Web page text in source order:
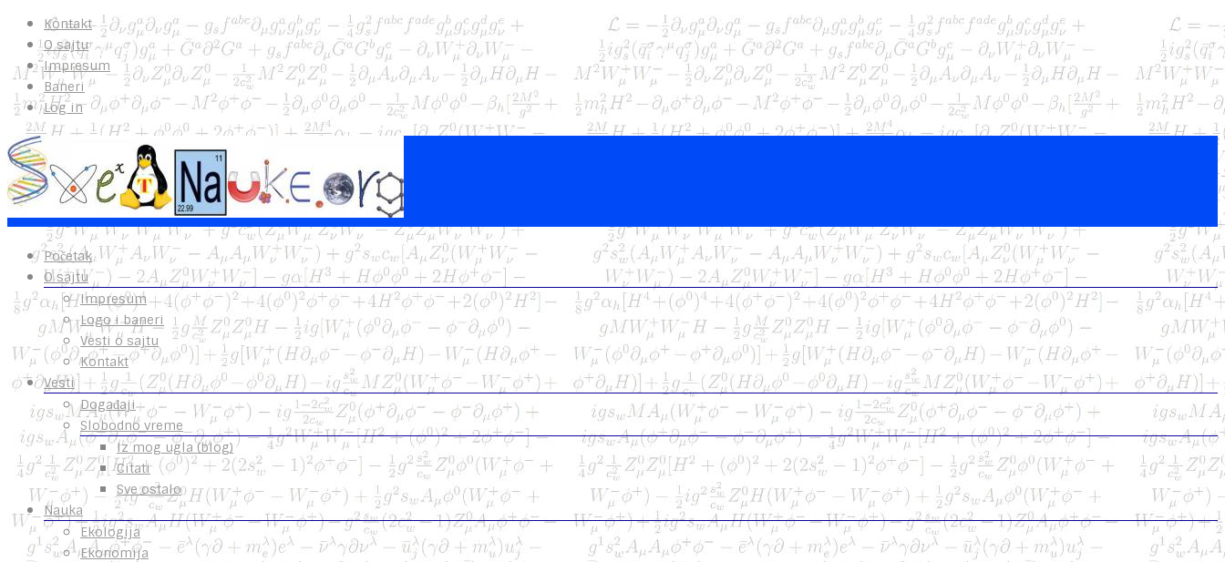
Kontakt
O sajtu
Impresum
Baneri
Log in
Početak
O sajtu
Impresum
Logo i baneri
Vesti o sajtu
Kontakt
Vesti
Događaji
Slobodno vreme
Iz mog ugla (blog)
Citati
Sve ostalo
Nauka
Ekologija
Ekonomija